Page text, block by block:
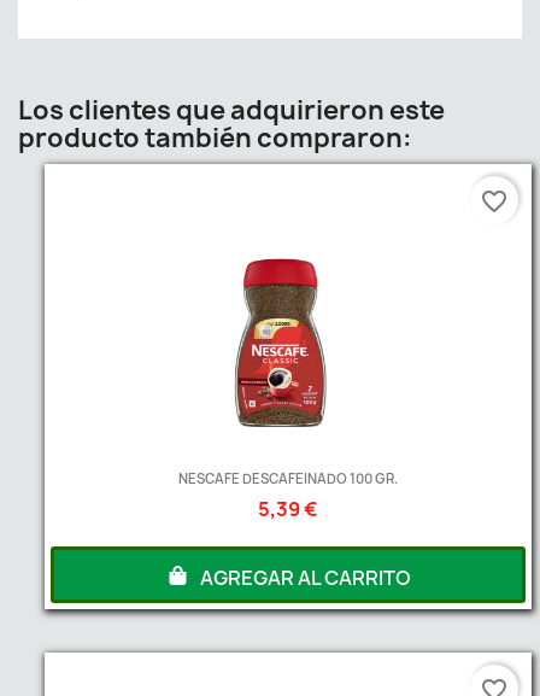
Los clientes que adquirieron este
producto también compraron:
NESCAFE DESCAFEINADO 100 GR.
5,39 €
AGREGAR AL CARRITO
favorite_border
favorite_border